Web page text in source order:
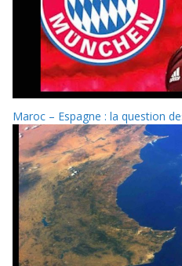
Maroc – Espagne : la question